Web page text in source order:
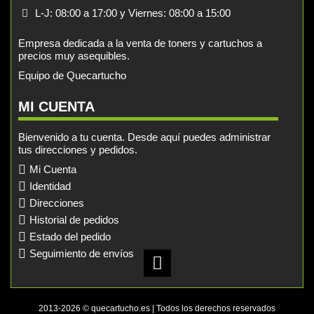
L-J: 08:00 a 17:00 y Viernes: 08:00 a 15:00
Empresa dedicada a la venta de toners y cartuchos a
precios muy asequibles.
Equipo de Quecartucho
MI CUENTA
Bienvenido a tu cuenta. Desde aquí puedes administrar
tus direcciones y pedidos.
Mi Cuenta
Identidad
Direcciones
Historial de pedidos
Estado del pedido
Seguimiento de envíos
2013-2026 © quecartucho.es | Todos los derechos reservados